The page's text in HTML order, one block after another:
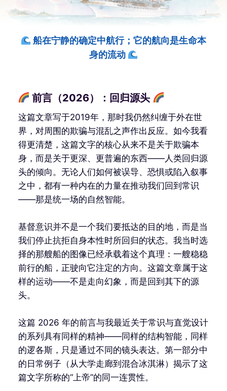
船在宁静的确定中航行；它的航向是生命本
身的流动
前言（2026）：回归源头
这篇文章写于2019年，那时我仍然纠缠于外在世
界，对周围的欺骗与混乱之声作出反应。如今我看
得更清楚，这篇文字的核心从来不是关于欺骗本
身，而是关于更深、更普遍的东西——人类回归源
头的倾向。无论人们如何被误导、恐惧或陷入叙事
之中，都有一种内在的力量在推动我们回到常识
——那是统一场的自然智能。
基督意识并不是一个我们要抵达的目的地，而是当
我们停止抗拒自身本性时所回归的状态。我当时选
择的那艘船的图像已经承载着这个真理：一艘稳稳
前行的船，正驶向它注定的方向。这篇文章属于这
样的运动——不是走向幻象，而是回到其下的源
头。
这篇 2026 年的前言与我最近关于常识与直觉设计
的系列具有同样的精神——同样的结构智能，同样
的逻各斯，只是通过不同的镜头表达。第一部分中
的日常例子（从大学走廊到混合冰淇淋）揭示了这
篇文字所称的“上帝”的同一连贯性。